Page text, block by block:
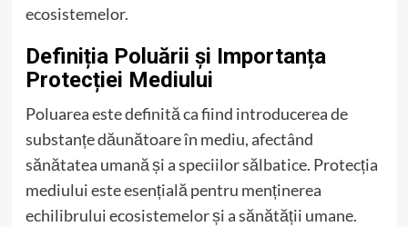
ecosistemelor.
Definiția Poluării și Importanța
Protecției Mediului
Poluarea este definită ca fiind introducerea de
substanțe dăunătoare în mediu, afectând
sănătatea umană și a speciilor sălbatice. Protecția
mediului este esențială pentru menținerea
echilibrului ecosistemelor și a sănătății umane.